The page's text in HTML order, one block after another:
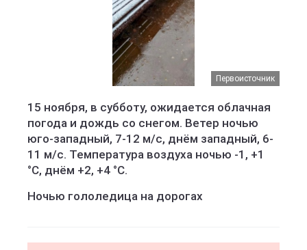
Первоисточник
15 ноября, в субботу, ожидается облачная
погода и дождь со снегом. Ветер ночью
юго-западный, 7-12 м/с, днём западный, 6-
11 м/с. Температура воздуха ночью -1, +1
°C, днём +2, +4 °C.
Ночью гололедица на дорогах